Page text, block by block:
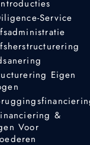
Service
Eigen
&
Voor